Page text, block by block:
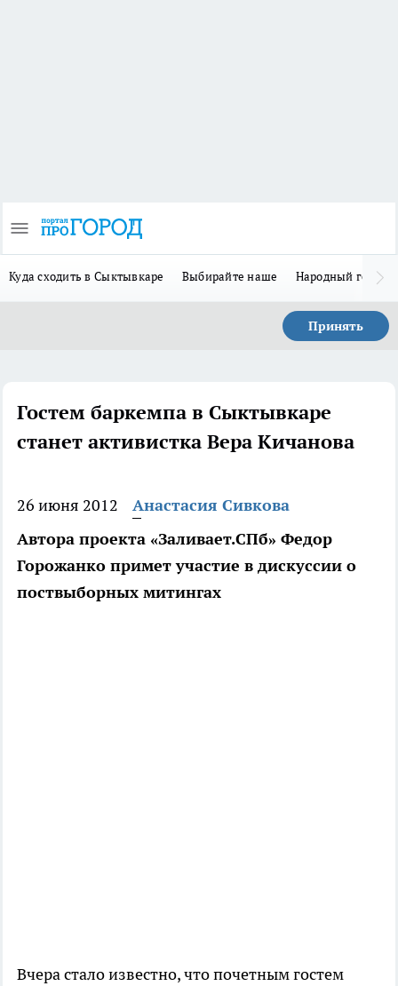
Куда сходить в Сыктывкаре Выбирайте наше Народный герой-
Принять
Гостем баркемпа в Сыктывкаре
станет активистка Вера Кичанова
26 июня 2012
Анастасия Сивкова
Автора проекта «Заливает.СПб» Федор
Горожанко примет участие в дискуссии о
поствыборных митингах
Вчера стало известно, что почетным гостем